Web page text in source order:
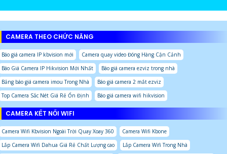
CAMERA THEO CHỨC NĂNG
Báo giá camera IP kbvision mới
Camera quay video Đóng Hàng Cận Cảnh
Báo Giá Camera IP Hikvision Mới Nhất
Báo giá camera ezviz trong nhà
Bảng báo giá camera imou Trong Nhà
Báo giá camera 2 mắt ezviz
Top Camera Sắc Nét Giá Rẻ Ổn Định
Báo giá camera wifi hikvision
CAMERA KẾT NỐI WIFI
Camera Wifi Kbvision Ngoài Trời Quay Xoay 360
Camera Wifi Kbone
Lắp Camera Wifi Dahua Giá Rẻ Chất Lượng cao
Lắp Camera Wifi Trong Nhà